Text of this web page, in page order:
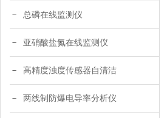
总磷在线监测仪
亚硝酸盐氮在线监测仪
高精度浊度传感器自清洁
两线制防爆电导率分析仪